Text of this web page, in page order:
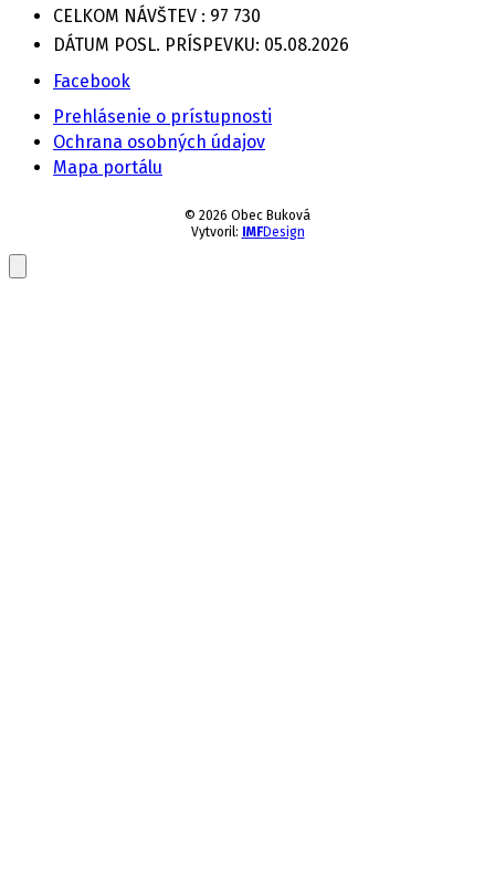
CELKOM NÁVŠTEV : 97 730
DÁTUM POSL. PRÍSPEVKU: 05.08.2026
Facebook
Prehlásenie o prístupnosti
Ochrana osobných údajov
Mapa portálu
© 2026 Obec Buková
Vytvoril: IMFDesign